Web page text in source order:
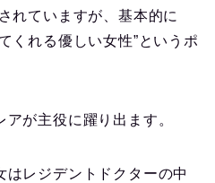
れていますが、基本的に
くれる優しい女性”というポ
が主役に躍り出ます。
はレジデントドクターの中